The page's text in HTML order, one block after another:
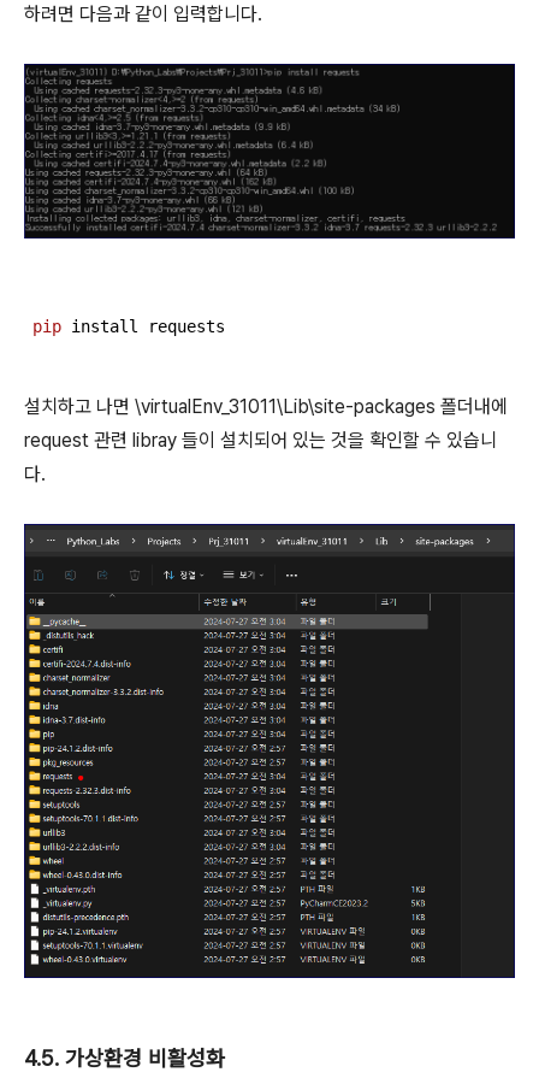
하려면 다음과 같이 입력합니다.
pip install requests
설치하고 나면 \virtualEnv_31011\Lib\site-packages 폴더내에
request 관련 libray 들이 설치되어 있는 것을 확인할 수 있습니
다.
4.5. 가상환경 비활성화